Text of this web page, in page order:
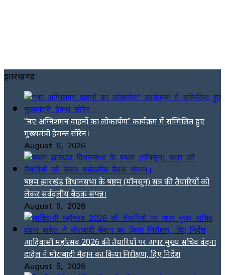
झारखण्ड
“नए अग्निशमन वाहनों का लोकार्पण” कार्यक्रम में सम्मिलित हुए
मुख्यमंत्री हेमन्त सोरेन।
August 6, 2026
षष्ठम झारखंड विधानसभा के षष्ठम (मॉनसून) सत्र की तैयारियों को
लेकर सर्वदलीय बैठक संपन्न।
August 5, 2026
आदिवासी महोत्सव 2026 की तैयारियों पर अपर मुख्य सचिव वंदना
दादेल ने मोराबादी मैदान का किया निरीक्षण, दिए निर्देश
August 5, 2026